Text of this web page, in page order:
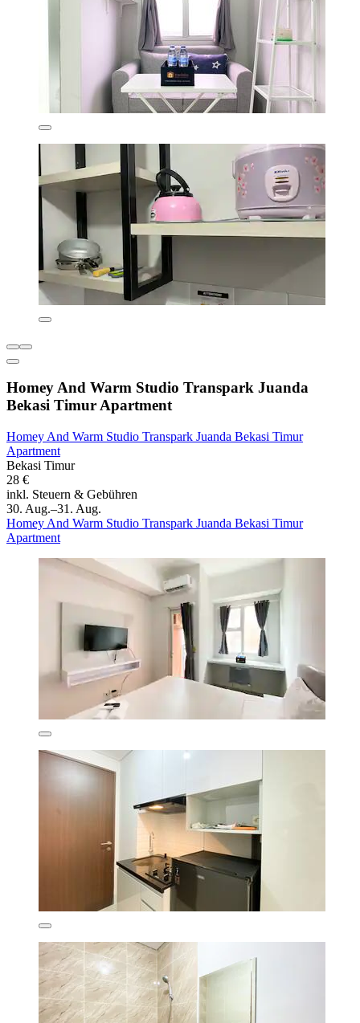
Homey And Warm Studio Transpark Juanda
Bekasi Timur Apartment
Homey And Warm Studio Transpark Juanda Bekasi Timur
Apartment
Bekasi Timur
28 €
inkl. Steuern & Gebühren
30. Aug.–31. Aug.
Homey And Warm Studio Transpark Juanda Bekasi Timur
Apartment